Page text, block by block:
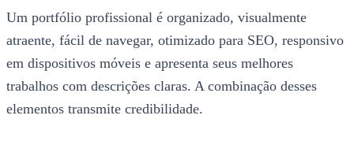
Um portfólio profissional é organizado, visualmente
atraente, fácil de navegar, otimizado para SEO, responsivo
em dispositivos móveis e apresenta seus melhores
trabalhos com descrições claras. A combinação desses
elementos transmite credibilidade.